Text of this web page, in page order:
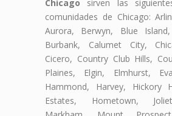
Chicago sirven las
comunidades de Chicago:
Aurora, Berwyn, Blue
Burbank, Calumet City,
Cicero, Country Club Hills,
Plaines, Elgin, Elmhurst,
Hammond, Harvey, Hickory
Estates, Hometown,